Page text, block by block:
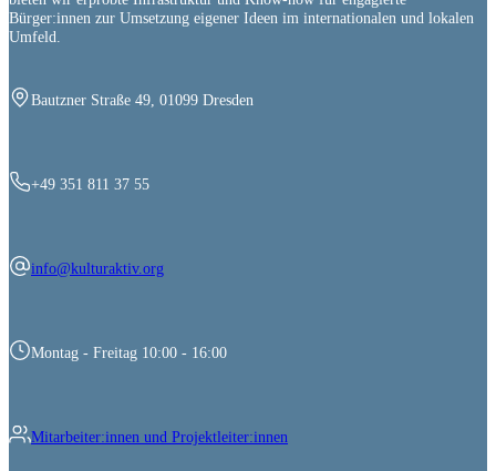
Bürger:innen zur Umsetzung eigener Ideen im internationalen und lokalen
Umfeld.
Bautzner Straße 49, 01099 Dresden
+49 351 811 37 55
info@kulturaktiv.org
Montag - Freitag 10:00 - 16:00
Mitarbeiter:innen und Projektleiter:innen